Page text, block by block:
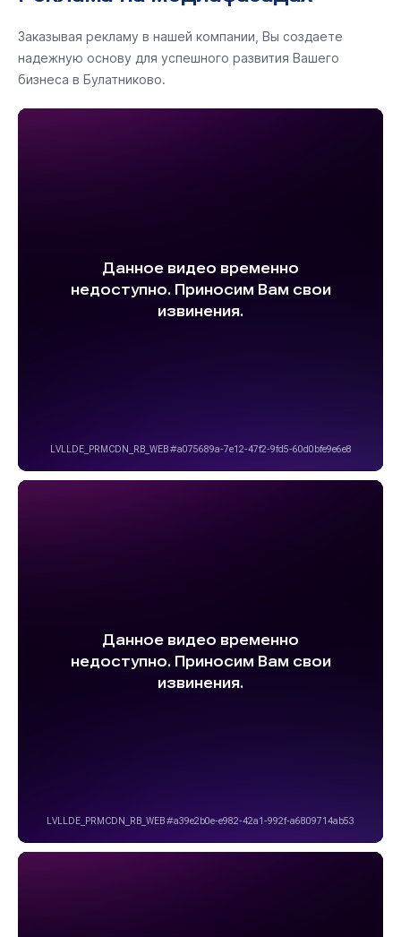
Заказывая рекламу в нашей компании, Вы создаете
надежную основу для успешного развития Вашего
бизнеса в Булатниково.